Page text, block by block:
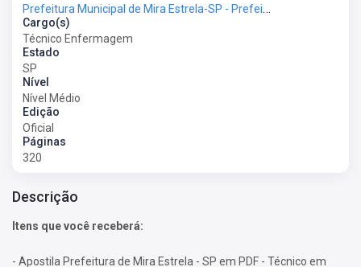
Prefeitura Municipal de Mira Estrela-SP - Prefeitura de Mira Estrela-SP
Cargo(s)
Técnico Enfermagem
Estado
SP
Nível
Nível Médio
Edição
Oficial
Páginas
320
Descrição
Itens que você receberá:
- Apostila Prefeitura de Mira Estrela - SP em PDF - Técnico em